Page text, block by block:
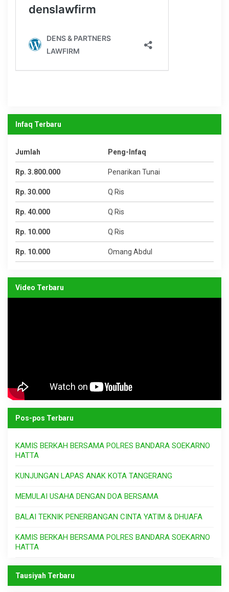
Infaq Terbaru
Jumlah Peng-Infaq
Rp. 3.800.000 Penarikan Tunai
Rp. 30.000 Q Ris
Rp. 40.000 Q Ris
Rp. 10.000 Q Ris
Rp. 10.000 Omang Abdul
Video Terbaru
Pos-pos Terbaru
KAMIS BERKAH BERSAMA POLRES BANDARA SOEKARNO
HATTA
KUNJUNGAN LAPAS ANAK KOTA TANGERANG
MEMULAI USAHA DENGAN DOA BERSAMA
BALAI TEKNIK PENERBANGAN CINTA YATIM & DHUAFA
KAMIS BERKAH BERSAMA POLRES BANDARA SOEKARNO
HATTA
Tausiyah Terbaru